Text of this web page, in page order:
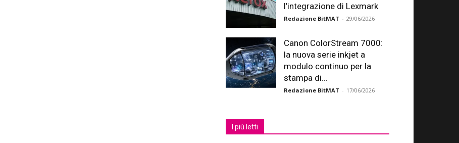
l’integrazione di Lexmark
Redazione BitMAT - 29/06/2026
Canon ColorStream 7000:
la nuova serie inkjet a
modulo continuo per la
stampa di...
Redazione BitMAT - 17/06/2026
I più letti